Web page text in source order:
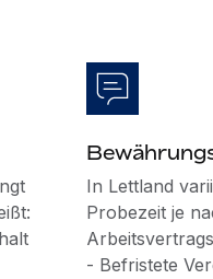
In Lettland
Probezeit je
- Befristete